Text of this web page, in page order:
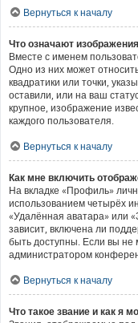
Вернуться к началу
Что означают
Вместе с именем
Одно из них может
квадратики или точки,
оставили, или на ваш
крупное, изображение
каждого пользователя.
Вернуться к началу
Как мне включить
На вкладке «Профиль»
использованием четырёх
«Удалённая аватара» или
зависит, включена ли
быть доступны. Если вы не
администратором
Вернуться к началу
Что такое звание и как я